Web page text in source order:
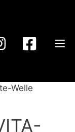
Welle